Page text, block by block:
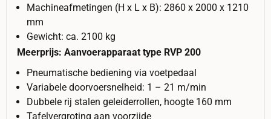
Machineafmetingen (H x L x B): 2860 x 2000 x 1210
mm
Gewicht: ca. 2100 kg
Meerprijs: Aanvoerapparaat type RVP 200
Pneumatische bediening via voetpedaal
Variabele doorvoersnelheid: 1 – 21 m/min
Dubbele rij stalen geleiderrollen, hoogte 160 mm
Tafelvergroting aan voorzijde